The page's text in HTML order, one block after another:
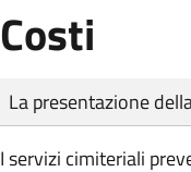
Costi
Tipo di pagamento
Importo
La presentazione
I servizi cimiteriali